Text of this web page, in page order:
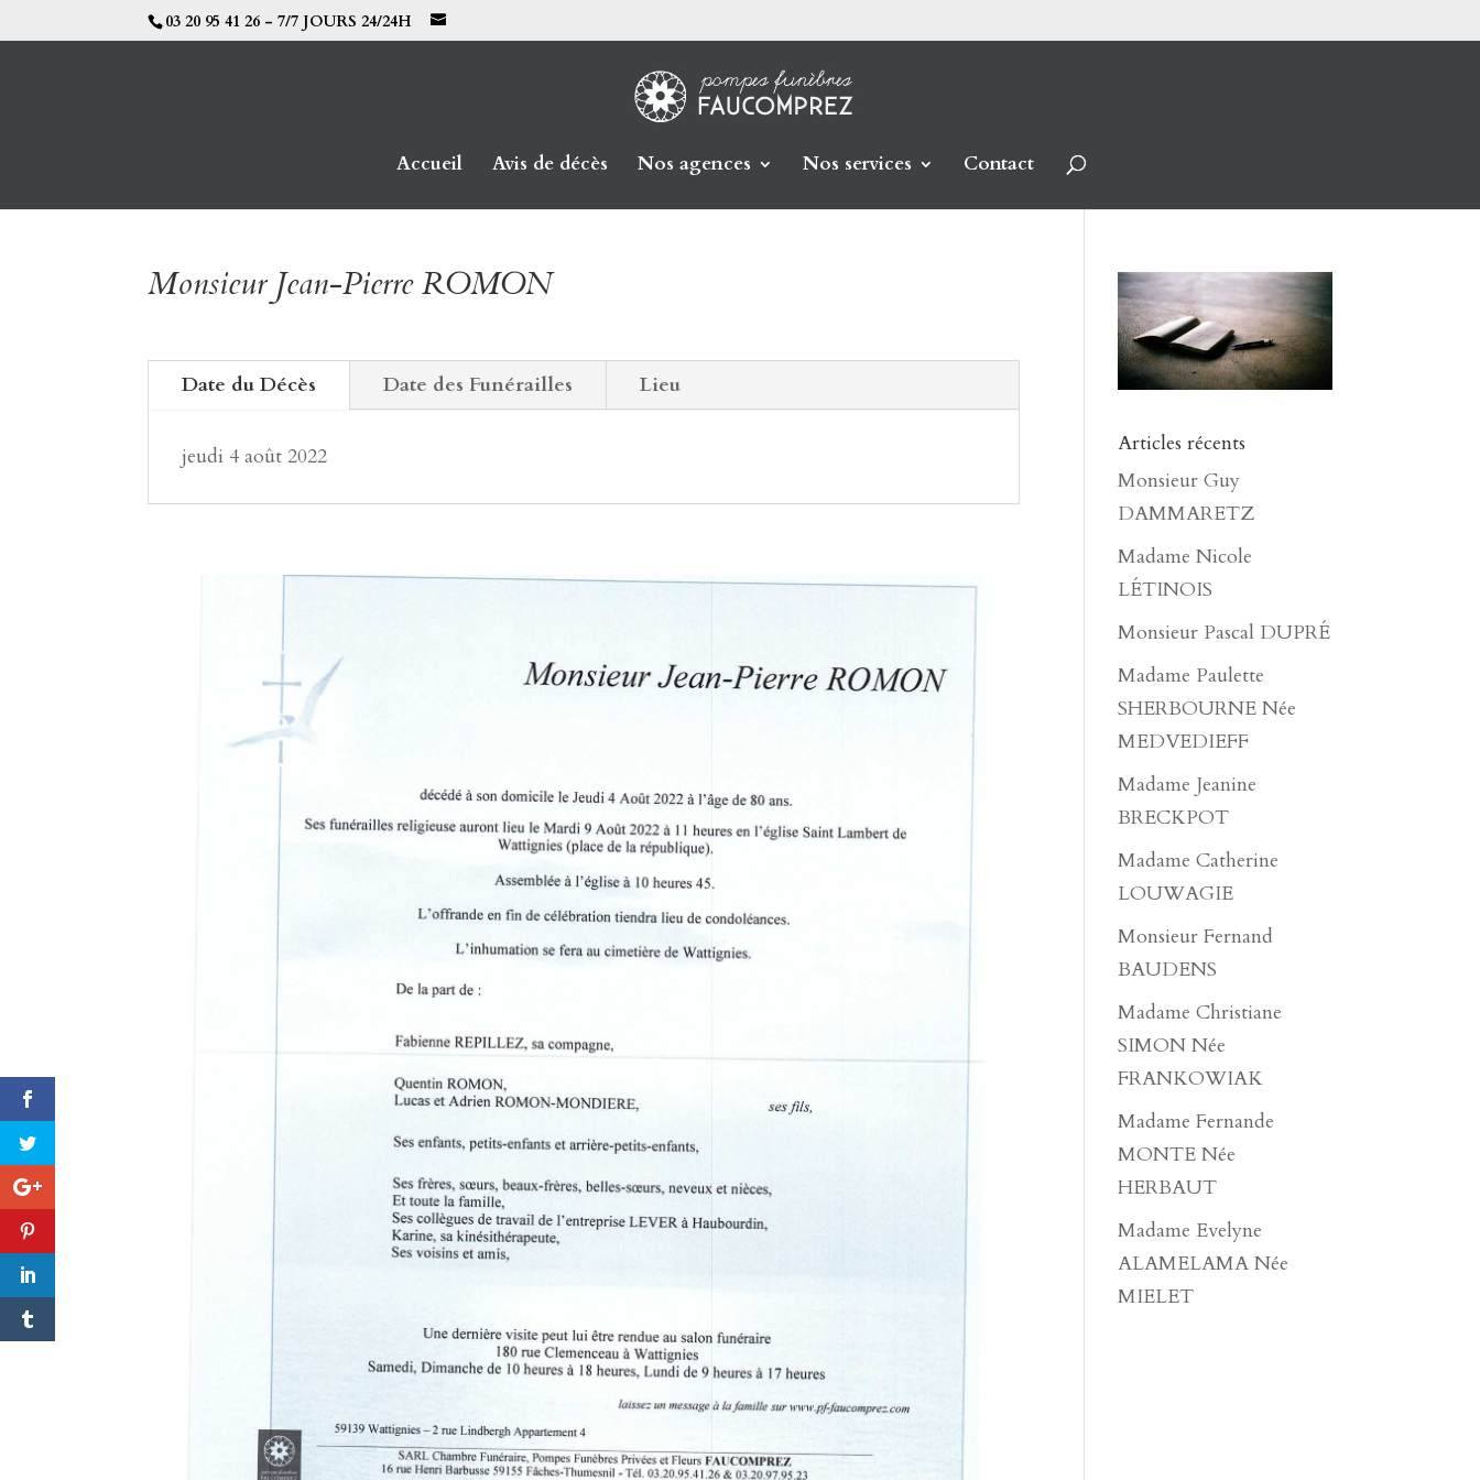
03 20 95 41 26 - 7/7 JOURS 24/24H
Accueil Avis de décès Nos agences Nos services Contact
Monsieur Jean-Pierre ROMON
Date du Décès Date des Funérailles Lieu
jeudi 4 août 2022
Articles récents
Monsieur Guy
DAMMARETZ
Madame Nicole
LÉTINOIS
Monsieur Pascal DUPRÉ
Madame Paulette
SHERBOURNE Née
MEDVEDIEFF
Madame Jeanine
BRECKPOT
Madame Catherine
LOUWAGIE
Monsieur Fernand
BAUDENS
Madame Christiane
SIMON Née
FRANKOWIAK
Madame Fernande
MONTE Née
HERBAUT
Madame Evelyne
ALAMELAMA Née
MIELET